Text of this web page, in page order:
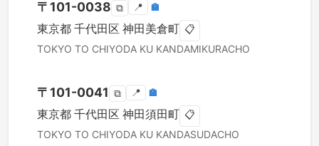
〒 101-0038 ⧉ 📍 🏣
東京都 千代田区 神田美倉町 📋
TOKYO TO CHIYODA KU KANDAMIKURACHO
〒 101-0041 ⧉ 📍 🏣
東京都 千代田区 神田須田町 📋
TOKYO TO CHIYODA KU KANDASUDACHO